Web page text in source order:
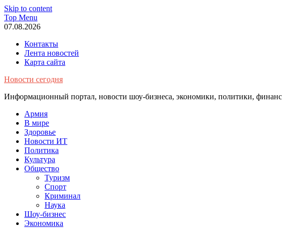
Skip to content
Top Menu
07.08.2026
Контакты
Лента новостей
Карта сайта
Новости сегодня
Информационный портал, новости шоу-бизнеса, экономики, политики,
Армия
В мире
Здоровье
Новости ИТ
Политика
Культура
Общество
Туризм
Спорт
Криминал
Наука
Шоу-бизнес
Экономика